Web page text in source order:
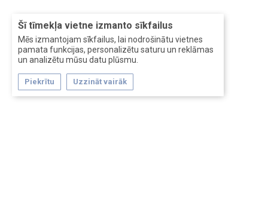
Šī tīmekļa vietne izmanto sīkfailus
Mēs izmantojam sīkfailus, lai nodrošinātu vietnes
pamata funkcijas, personalizētu saturu un reklāmas
un analizētu mūsu datu plūsmu.
Piekrītu Uzzināt vairāk